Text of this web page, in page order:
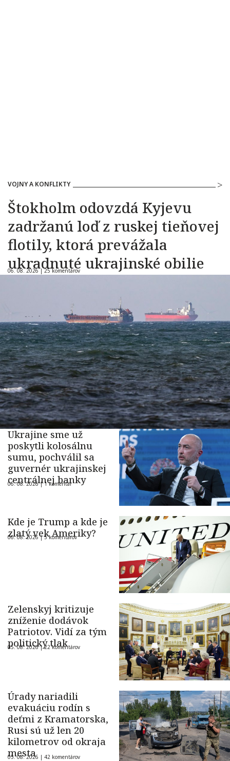
VOJNY A KONFLIKTY
Štokholm odovzdá Kyjevu
zadržanú loď z ruskej tieňovej
flotily, ktorá prevážala
ukradnuté ukrajinské obilie
06. 08. 2026 |25 komentárov
Ukrajine sme už
poskytli kolosálnu
sumu, pochválil sa
guvernér ukrajinskej
centrálnej banky
06. 08. 2026 |1 komentár
Kde je Trump a kde je
zlatý vek Ameriky?
06. 08. 2026 |5 komentárov
Zelenskyj kritizuje
zníženie dodávok
Patriotov. Vidí za tým
politický tlak
05. 08. 2026 |22 komentárov
Úrady nariadili
evakuáciu rodín s
deťmi z Kramatorska,
Rusi sú už len 20
kilometrov od okraja
mesta
05. 08. 2026 | 42 komentárov